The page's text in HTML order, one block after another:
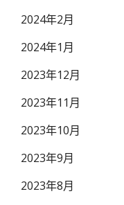
2024年2月
2024年1月
2023年12月
2023年11月
2023年10月
2023年9月
2023年8月